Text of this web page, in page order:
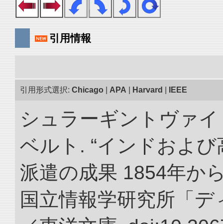
引用情報
引用形式選択: Chicago APA Harvard IEEE
シュラーギントヴァ
ベルト. “インドおよ
派遣の成果 1854年か
国立情報学研究所「